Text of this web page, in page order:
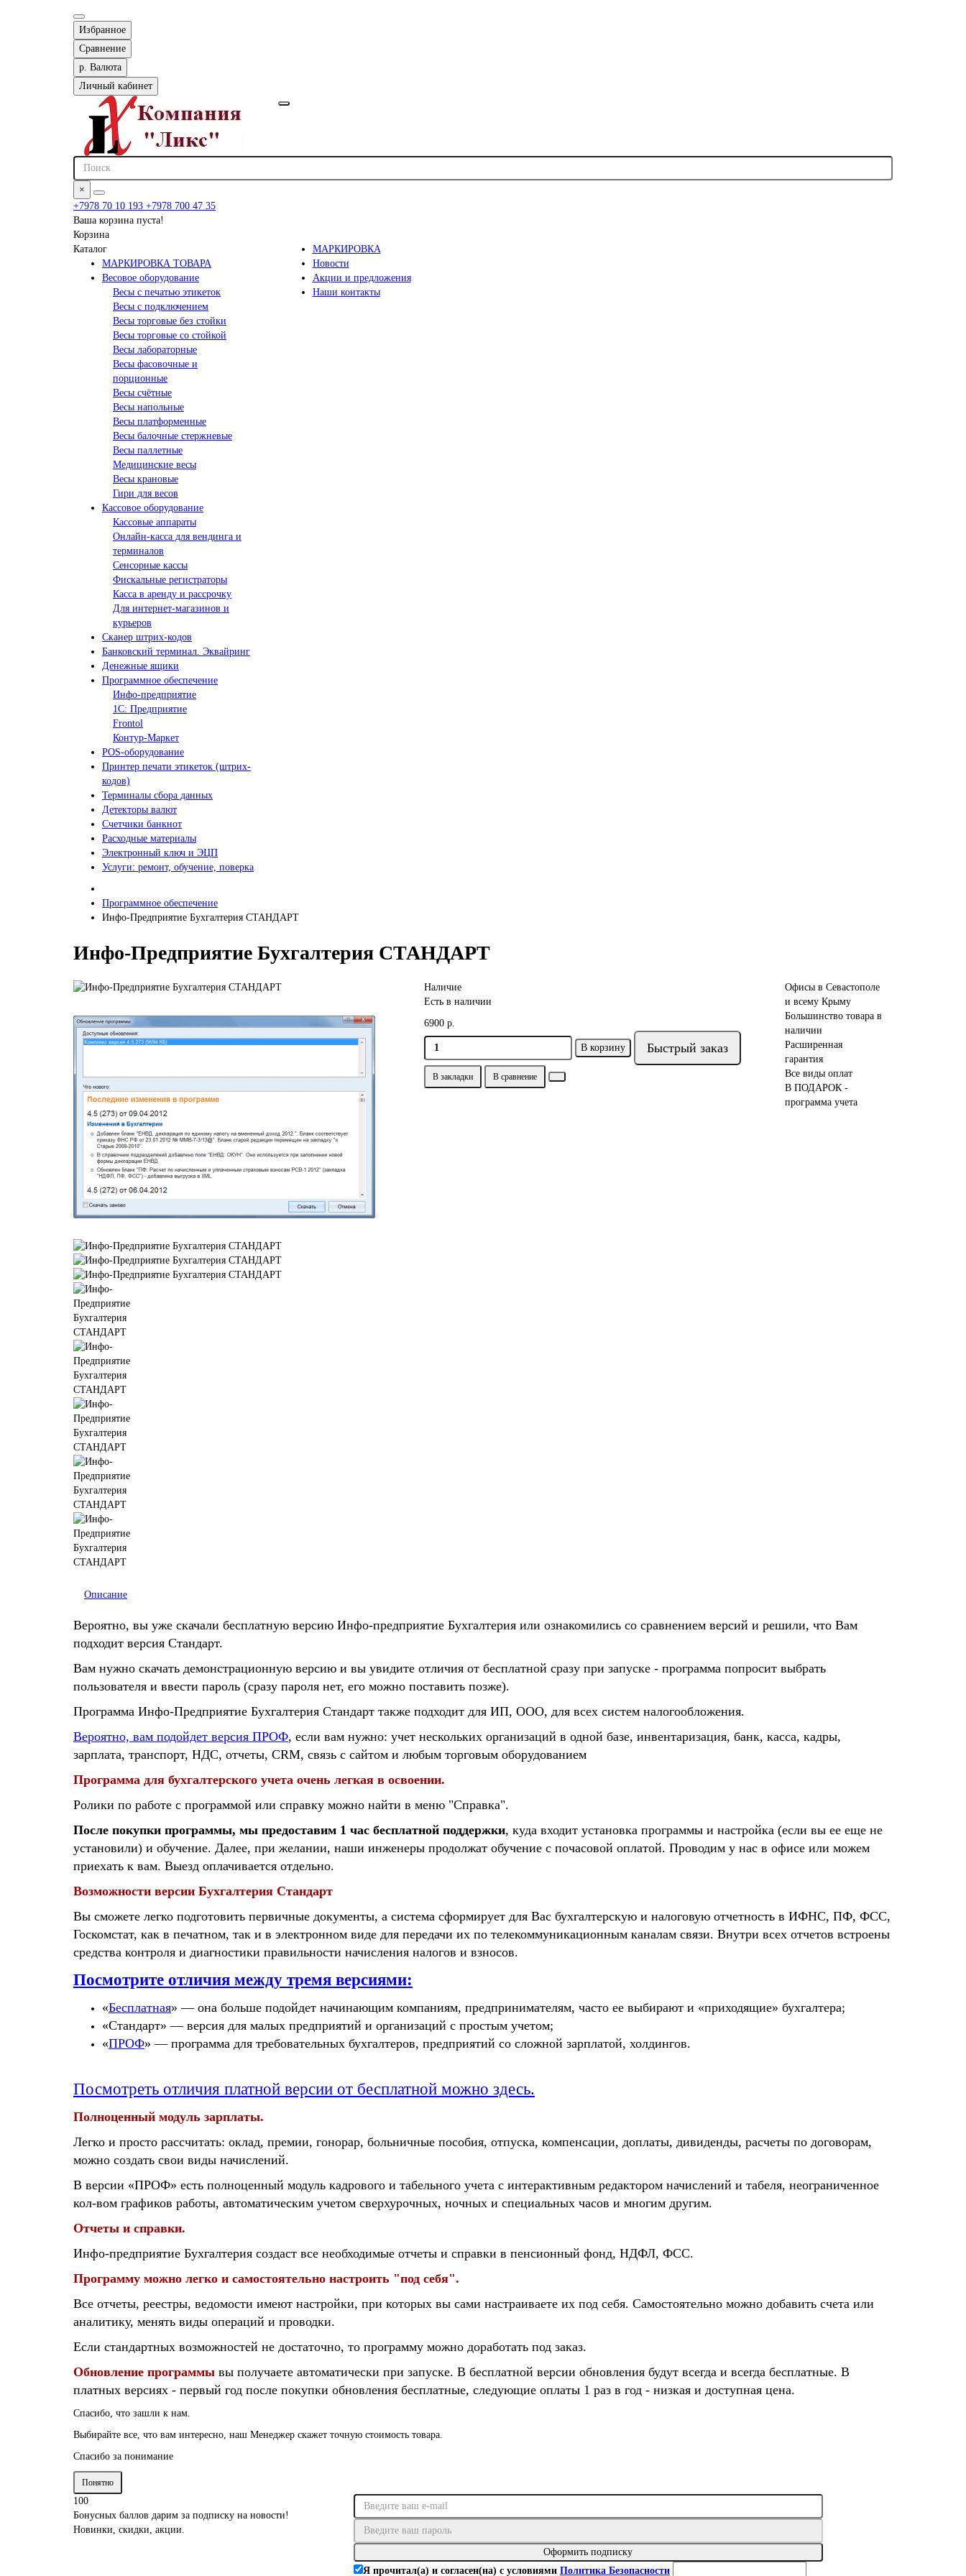
Избранное
Сравнение
р. Валюта
Личный кабинет
×
+7978 70 10 193 +7978 700 47 35
Ваша корзина пуста!
Корзина
Каталог
МАРКИРОВКА ТОВАРА
Весовое оборудование
Весы с печатью этикеток
Весы с подключением
Весы торговые без стойки
Весы торговые со стойкой
Весы лабораторные
Весы фасовочные и
порционные
Весы счётные
Весы напольные
Весы платформенные
Весы балочные стержневые
Весы паллетные
Медицинские весы
Весы крановые
Гири для весов
Кассовое оборудование
Кассовые аппараты
Онлайн-касса для вендинга и
терминалов
Сенсорные кассы
Фискальные регистраторы
Касса в аренду и рассрочку
Для интернет-магазинов и
курьеров
Сканер штрих-кодов
Банковский терминал. Эквайринг
Денежные ящики
Программное обеспечение
Инфо-предприятие
1С: Предприятие
Frontol
Контур-Маркет
POS-оборудование
Принтер печати этикеток (штрих-
кодов)
Терминалы сбора данных
Детекторы валют
Счетчики банкнот
Расходные материалы
Электронный ключ и ЭЦП
Услуги: ремонт, обучение, поверка
МАРКИРОВКА
Новости
Акции и предложения
Наши контакты
Программное обеспечение
Инфо-Предприятие Бухгалтерия СТАНДАРТ
Инфо-Предприятие Бухгалтерия СТАНДАРТ
Наличие
Есть в наличии
6900 р.
В корзину Быстрый заказ
В закладки В сравнение
Офисы в Севастополе
и всему Крыму
Большинство товара в
наличии
Расширенная
гарантия
Все виды оплат
В ПОДАРОК -
программа учета
Описание
Вероятно, вы уже скачали бесплатную версию Инфо-предприятие Бухгалтерия или ознакомились со сравнением версий и решили, что Вам
подходит версия Стандарт.
Вам нужно скачать демонстрационную версию и вы увидите отличия от бесплатной сразу при запуске - программа попросит выбрать
пользователя и ввести пароль (сразу пароля нет, его можно поставить позже).
Программа Инфо-Предприятие Бухгалтерия Стандарт также подходит для ИП, ООО, для всех систем налогообложения.
Вероятно, вам подойдет версия ПРОФ, если вам нужно: учет нескольких организаций в одной базе, инвентаризация, банк, касса, кадры,
зарплата, транспорт, НДС, отчеты, CRM, связь с сайтом и любым торговым оборудованием
Программа для бухгалтерского учета очень легкая в освоении.
Ролики по работе с программой или справку можно найти в меню "Справка".
После покупки программы, мы предоставим 1 час бесплатной поддержки, куда входит установка программы и настройка (если вы ее еще не
установили) и обучение. Далее, при желании, наши инженеры продолжат обучение с почасовой оплатой. Проводим у нас в офисе или можем
приехать к вам. Выезд оплачивается отдельно.
Возможности версии Бухгалтерия Стандарт
Вы сможете легко подготовить первичные документы, а система сформирует для Вас бухгалтерскую и налоговую отчетность в ИФНС, ПФ, ФСС,
Госкомстат, как в печатном, так и в электронном виде для передачи их по телекоммуникационным каналам связи. Внутри всех отчетов встроены
средства контроля и диагностики правильности начисления налогов и взносов.
Посмотрите отличия между тремя версиями:
«Бесплатная» — она больше подойдет начинающим компаниям, предпринимателям, часто ее выбирают и «приходящие» бухгалтера;
«Стандарт» — версия для малых предприятий и организаций с простым учетом;
«ПРОФ» — программа для требовательных бухгалтеров, предприятий со сложной зарплатой, холдингов.
Посмотреть отличия платной версии от бесплатной можно здесь.
Полноценный модуль зарплаты.
Легко и просто рассчитать: оклад, премии, гонорар, больничные пособия, отпуска, компенсации, доплаты, дивиденды, расчеты по договорам,
можно создать свои виды начислений.
В версии «ПРОФ» есть полноценный модуль кадрового и табельного учета с интерактивным редактором начислений и табеля, неограниченное
кол-вом графиков работы, автоматическим учетом сверхурочных, ночных и специальных часов и многим другим.
Отчеты и справки.
Инфо-предприятие Бухгалтерия создаст все необходимые отчеты и справки в пенсионный фонд, НДФЛ, ФСС.
Программу можно легко и самостоятельно настроить "под себя".
Все отчеты, реестры, ведомости имеют настройки, при которых вы сами настраиваете их под себя. Самостоятельно можно добавить счета или
аналитику, менять виды операций и проводки.
Если стандартных возможностей не достаточно, то программу можно доработать под заказ.
Обновление программы вы получаете автоматически при запуске. В бесплатной версии обновления будут всегда и всегда бесплатные. В
платных версиях - первый год после покупки обновления бесплатные, следующие оплаты 1 раз в год - низкая и доступная цена.
Спасибо, что зашли к нам.
Выбирайте все, что вам интересно, наш Менеджер скажет точную стоимость товара.
Спасибо за понимание
Понятно
100
Бонусных баллов дарим за подписку на новости!
Новинки, скидки, акции.
Оформить подписку
Я прочитал(а) и согласен(на) с условиями Политика Безопасности